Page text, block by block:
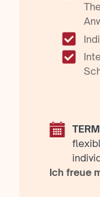
Ich freue